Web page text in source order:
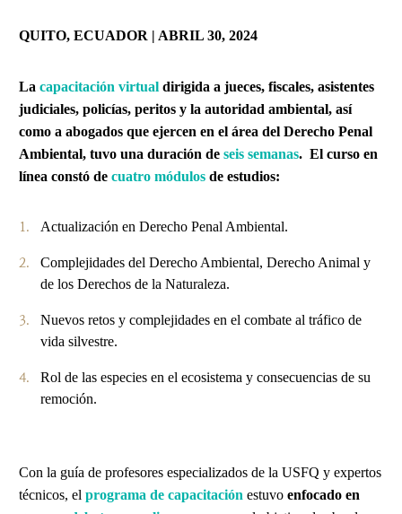
QUITO, ECUADOR | ABRIL 30, 2024
La capacitación virtual dirigida a jueces, fiscales, asistentes
judiciales, policías, peritos y la autoridad ambiental, así
como a abogados que ejercen en el área del Derecho Penal
Ambiental, tuvo una duración de seis semanas. El curso en
línea constó de cuatro módulos de estudios:
Actualización en Derecho Penal Ambiental.
Complejidades del Derecho Ambiental, Derecho Animal y
de los Derechos de la Naturaleza.
Nuevos retos y complejidades en el combate al tráfico de
vida silvestre.
Rol de las especies en el ecosistema y consecuencias de su
remoción.
Con la guía de profesores especializados de la USFQ y expertos
técnicos, el programa de capacitación estuvo enfocado en